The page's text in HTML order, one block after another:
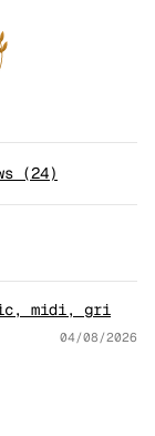
(24)
midi, gri
04/08/2026